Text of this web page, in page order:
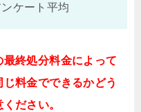
ケート平均
終処分料金によって
料金でできるかどう
ださい。